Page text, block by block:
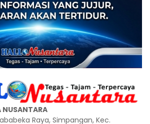
NUSANTARA
Raya, Simpangan, Kec.